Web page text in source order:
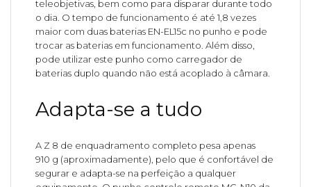
teleobjetivas, bem como para disparar durante todo
o dia. O tempo de funcionamento é até 1,8 vezes
maior com duas baterias EN-EL15c no punho e pode
trocar as baterias em funcionamento. Além disso,
pode utilizar este punho como carregador de
baterias duplo quando não está acoplado à câmara.
Adapta-se a tudo
A Z 8 de enquadramento completo pesa apenas
910 g (aproximadamente), pelo que é confortável de
segurar e adapta-se na perfeição a qualquer